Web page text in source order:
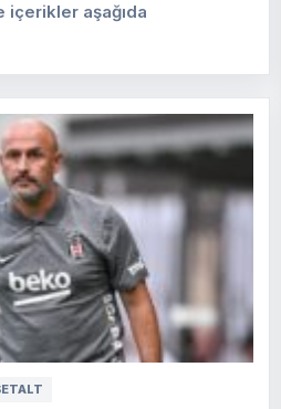
içerikler aşağıda